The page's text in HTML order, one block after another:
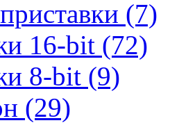
(7)
16-bit (72)
8-bit (9)
(29)